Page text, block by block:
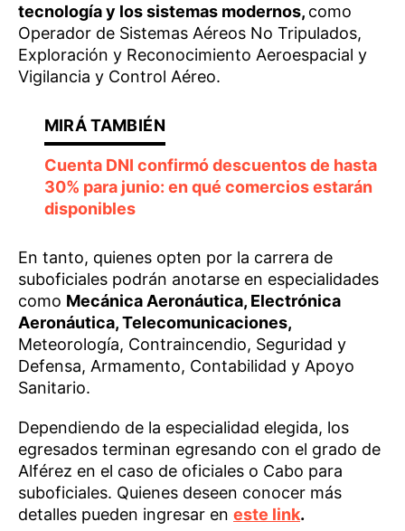
tecnología y los sistemas modernos, como
Operador de Sistemas Aéreos No Tripulados,
Exploración y Reconocimiento Aeroespacial y
Vigilancia y Control Aéreo.
Cuenta DNI confirmó descuentos de hasta
30% para junio: en qué comercios estarán
disponibles
En tanto, quienes opten por la carrera de
suboficiales podrán anotarse en especialidades
como Mecánica Aeronáutica, Electrónica
Aeronáutica, Telecomunicaciones,
Meteorología, Contraincendio, Seguridad y
Defensa, Armamento, Contabilidad y Apoyo
Sanitario.
Dependiendo de la especialidad elegida, los
egresados terminan egresando con el grado de
Alférez en el caso de oficiales o Cabo para
suboficiales. Quienes deseen conocer más
detalles pueden ingresar en este link.